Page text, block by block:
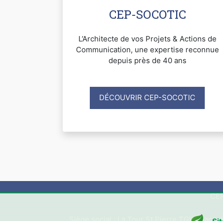
CEP-SOCOTIC
L’Architecte de vos Projets & Actions de
Communication, une expertise reconnue
depuis près de 40 ans
DÉCOUVRIR CEP-SOCOTIC
Siège social : La Tour St Pierre TGV,